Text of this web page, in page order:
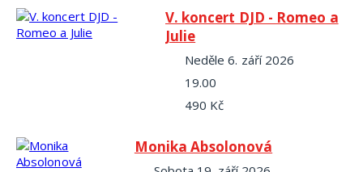
V. koncert DJD - Romeo a
Julie
neděle 6. září 2026
19.00
490 Kč
Monika Absolonová